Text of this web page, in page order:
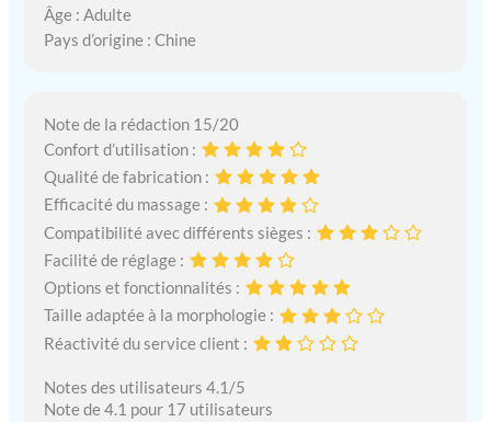
Âge : Adulte
Pays d’origine : Chine
Note de la rédaction 15/20
Confort d’utilisation :
Qualité de fabrication :
Efficacité du massage :
Compatibilité avec différents sièges :
Facilité de réglage :
Options et fonctionnalités :
Taille adaptée à la morphologie :
Réactivité du service client :
Notes des utilisateurs 4.1/5
Note de 4.1 pour 17 utilisateurs